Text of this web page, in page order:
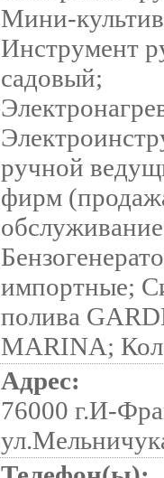
Мини-
Инструмент
садовый;
ручной
фирм
импортные;
полива
MARINA;
Адрес:
76000 г.И-